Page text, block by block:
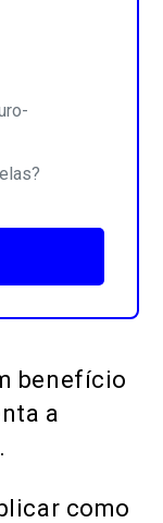
benefício
a
como